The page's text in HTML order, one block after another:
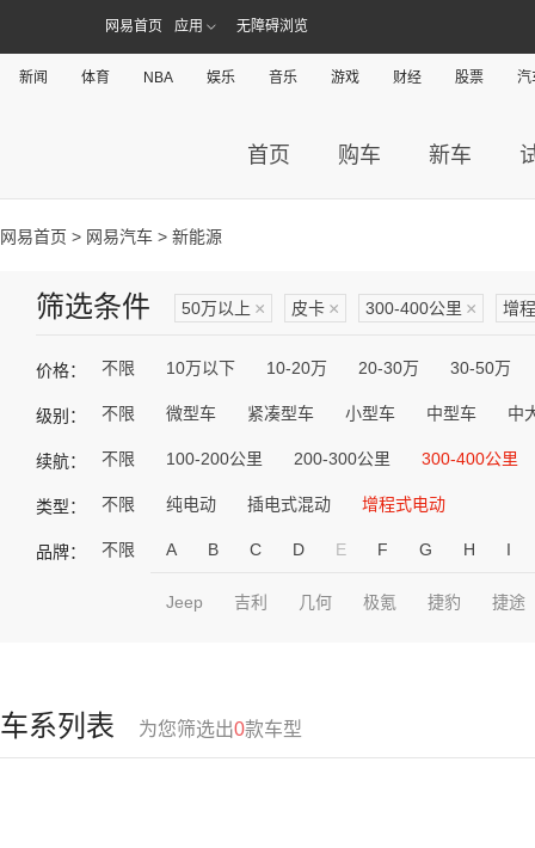
网易首页 应用 无障碍浏览
新闻 体育 NBA 娱乐 音乐 游戏 财经 股票 汽
首页 购车 新车
网易首页 > 网易汽车 > 新能源
筛选条件 50万以上 × 皮卡 × 300-400公里 × 增
价格： 不限 10万以下 10-20万 20-30万 30-50万
级别： 不限 微型车 紧凑型车 小型车 中型车 中
续航： 不限 100-200公里 200-300公里 300-400公里
类型： 不限 纯电动 插电式混动 增程式电动
品牌： 不限 A B C D E F G H I
Jeep 吉利 几何 极氪 捷豹 捷途
车系列表 为您筛选出0款车型